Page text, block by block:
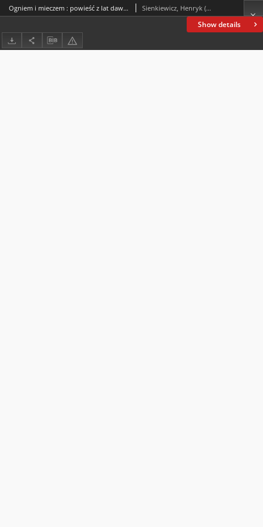
Show details
Ogniem i mieczem : powieść z lat dawnych. T. 1 Sienkiewicz, Henryk (1846-1916)